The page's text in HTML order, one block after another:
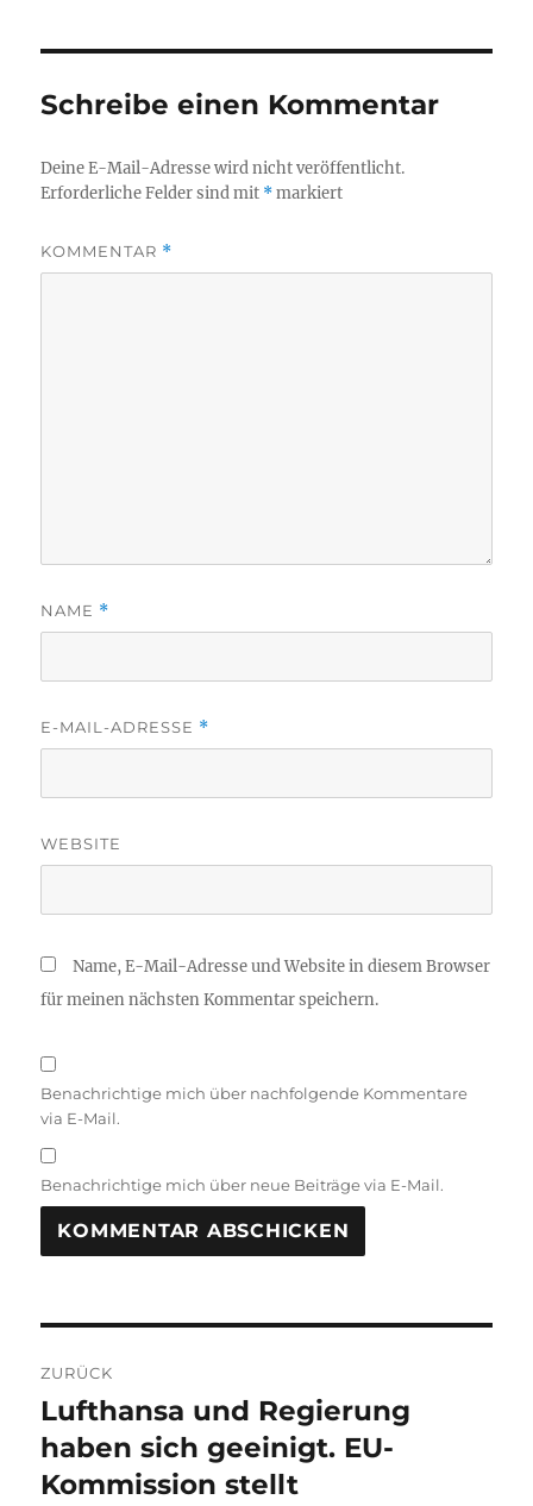
Schreibe einen Kommentar
Deine E-Mail-Adresse wird nicht veröffentlicht.
Erforderliche Felder sind mit *markiert
KOMMENTAR *
NAME *
E-MAIL-ADRESSE *
WEBSITE
Name, E-Mail-Adresse und Website in diesem Browser
für meinen nächsten Kommentar speichern.
Benachrichtige mich über nachfolgende Kommentare
via E-Mail.
Benachrichtige mich über neue Beiträge via E-Mail.
ZURÜCK
Vorheriger
Beitrag:
Lufthansa und Regierung
haben sich geeinigt. EU-
Kommission stellt